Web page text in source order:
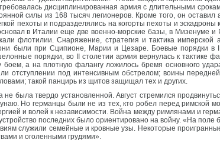
дисциплинированная армия с длительными
силы из 168 тысяч легионеров. Кроме того, он
пехоты и подразделялись на когорты пехоты и
в Италии еще две военно-морские базы, в Мизенуме
флотилии. Снаряжение, стратегия и тактика
были при Сципионе, Марии и Цезаре. Боевые порядки в
порядки, во II столетии армия вернулась к тактике
боем, а на плотную фалангу ложилось бремя основного
отступлении под интенсивным обстрелом; воины
такой панцирь из щитов защищал тех и других.
была твердо установленной. Август стремился
Но германцы были не из тех, кто робел перед римской
и волей к независимости. Война между римлянами и
последних было ориентировано на войну. «На поле
служили семейные и кровные узы. Некоторые
и оголенными грудями».